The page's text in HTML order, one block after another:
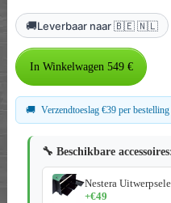
🚚Leverbaar naar 🇧🇪 🇳🇱
🚚 Verzendtoeslag €39 per
🔧 Beschikbare
Nestera
+€49